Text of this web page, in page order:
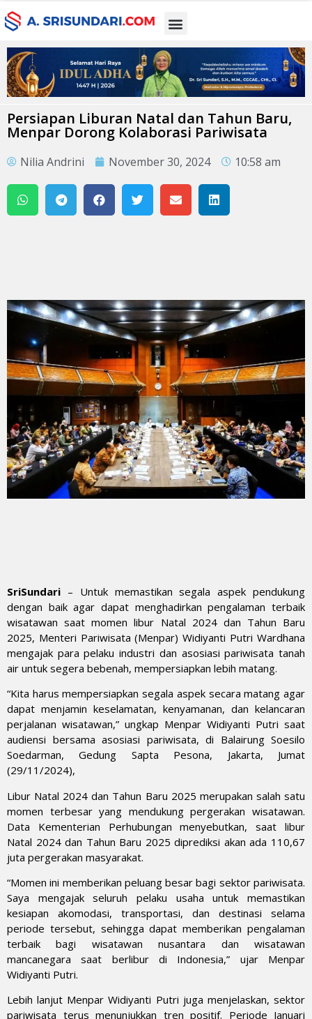
Persiapan Liburan Natal dan Tahun Baru,
Menpar Dorong Kolaborasi Pariwisata
Nilia Andrini November 30, 2024 10:58 am
SriSundari – Untuk memastikan segala aspek pendukung
dengan baik agar dapat menghadirkan pengalaman terbaik
wisatawan saat momen libur Natal 2024 dan Tahun Baru
2025, Menteri Pariwisata (Menpar) Widiyanti Putri Wardhana
mengajak para pelaku industri dan asosiasi pariwisata tanah
air untuk segera bebenah, mempersiapkan lebih matang.
“Kita harus mempersiapkan segala aspek secara matang agar
dapat menjamin keselamatan, kenyamanan, dan kelancaran
perjalanan wisatawan,” ungkap Menpar Widiyanti Putri saat
audiensi bersama asosiasi pariwisata, di Balairung Soesilo
Soedarman, Gedung Sapta Pesona, Jakarta, Jumat
(29/11/2024),
Libur Natal 2024 dan Tahun Baru 2025 merupakan salah satu
momen terbesar yang mendukung pergerakan wisatawan.
Data Kementerian Perhubungan menyebutkan, saat libur
Natal 2024 dan Tahun Baru 2025 diprediksi akan ada 110,67
juta pergerakan masyarakat.
“Momen ini memberikan peluang besar bagi sektor pariwisata.
Saya mengajak seluruh pelaku usaha untuk memastikan
kesiapan akomodasi, transportasi, dan destinasi selama
periode tersebut, sehingga dapat memberikan pengalaman
terbaik bagi wisatawan nusantara dan wisatawan
mancanegara saat berlibur di Indonesia,” ujar Menpar
Widiyanti Putri.
Lebih lanjut Menpar Widiyanti Putri juga menjelaskan, sektor
pariwisata terus menunjukkan tren positif. Periode Januari